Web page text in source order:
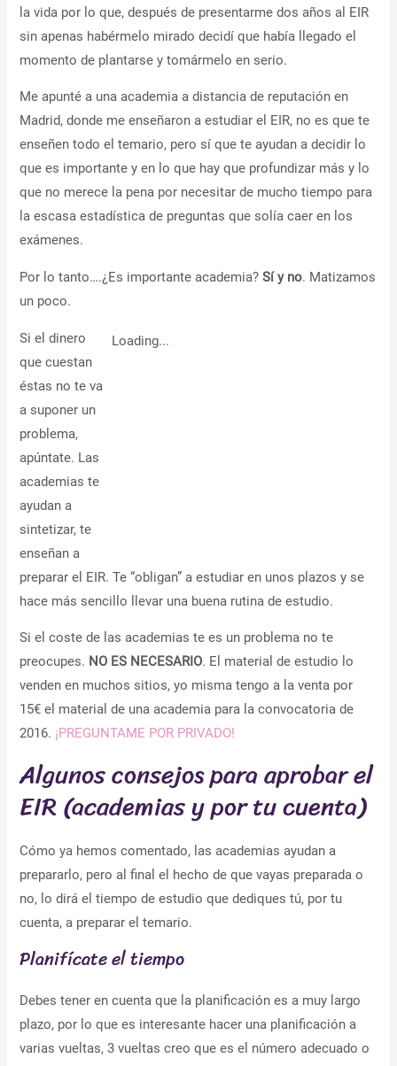
la vida por lo que, después de presentarme dos años al EIR
sin apenas habérmelo mirado decidí que había llegado el
momento de plantarse y tomármelo en serio.
Me apunté a una academia a distancia de reputación en
Madrid, donde me enseñaron a estudiar el EIR, no es que te
enseñen todo el temario, pero sí que te ayudan a decidir lo
que es importante y en lo que hay que profundizar más y lo
que no merece la pena por necesitar de mucho tiempo para
la escasa estadística de preguntas que solía caer en los
exámenes.
Por lo tanto….¿Es importante academia?Sí y no. Matizamos
un poco.
Loading...
Si el dinero
que cuestan
éstas no te va
a suponer un
problema,
apúntate. Las
academias te
ayudan a
sintetizar, te
enseñan a
preparar el EIR. Te “obligan” a estudiar en unos plazos y se
hace más sencillo llevar una buena rutina de estudio.
Si el coste de las academias te es un problema no te
preocupes. NO ES NECESARIO. El material de estudio lo
venden en muchos sitios, yo misma tengo a la venta por
15€ el material de una academia para la convocatoria de
2016. ¡PREGUNTAME POR PRIVADO!
Algunos consejos para aprobar el
EIR (academias y por tu cuenta)
Cómo ya hemos comentado, las academias ayudan a
prepararlo, pero al final el hecho de que vayas preparada o
no, lo dirá el tiempo de estudio que dediques tú, por tu
cuenta, a preparar el temario.
Planifícate el tiempo
Debes tener en cuenta que la planificación es a muy largo
plazo, por lo que es interesante hacer una planificación a
varias vueltas, 3 vueltas creo que es el número adecuado o